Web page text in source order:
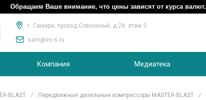
Обращаем Ваше внимание, что цены зависят от курса валют.
г. Самара, проезд Совхозный, д.28, этаж 3
sam@ec-s.ru
Компания Медиатека
BLAST / Передвижные дизельные компрессоры MASTER-BLAST /